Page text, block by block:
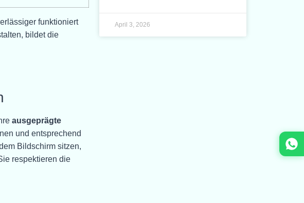
April 3, 2026
funktioniert
bildet die
ausgeprägte
und entsprechend
Bildschirm sitzen,
respektieren die